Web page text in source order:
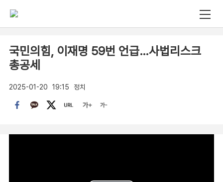
국민의힘, 이재명 59번 언급…사법리스크
총공세
2025-01-20 19:15 정치